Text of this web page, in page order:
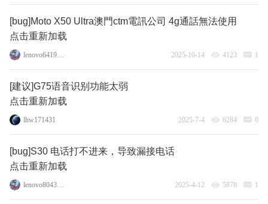
[bug]Moto X50 Ultra澳門ctm電訊公司 4g通話無法使用
点击重新加载
lenovo64196223 2025-10-14 4123 1
[建议]G75语音识别功能太弱
点击重新加载
lhw171431 2025-7-4 6284 0
[bug]S30 电话打不进来，导致漏接电话
点击重新加载
lenovo80439958 2025-4-12 5878 1